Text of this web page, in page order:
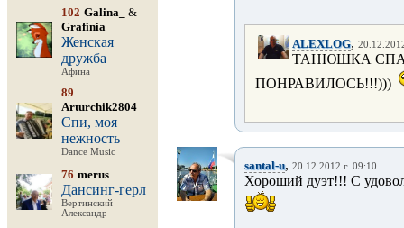
102 Galina_
&
Grafinia
Женская
дружба
Афина
89
Arturchik2804
Спи, моя
нежность
Dance Music
76 merus
Дансинг-герл
Вертинский
Александр
ALEXLOG,
ТАНЮШКА
ПОНРАВИЛОСЬ!!!)))
santal-u, 20.12.2012 г. 09:10
Хороший дуэт!!! С